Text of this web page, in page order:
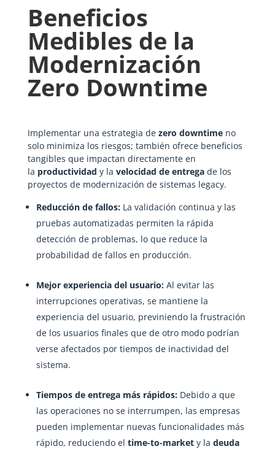
Beneficios
Medibles de la
Modernización
Zero Downtime
Implementar una estrategia de zero downtimeno
solo minimiza los riesgos; también ofrece beneficios
tangibles que impactan directamente en
la productividad y la velocidad de entregade los
proyectos de modernización de sistemas legacy.
Reducción de fallos:La validación continua y las
pruebas automatizadas permiten la rápida
detección de problemas, lo que reduce la
probabilidad de fallos en producción.
Mejor experiencia del usuario:Al evitar las
interrupciones operativas, se mantiene la
experiencia del usuario, previniendo la frustración
de los usuarios finales que de otro modo podrían
verse afectados por tiempos de inactividad del
sistema.
Tiempos de entrega más rápidos:Debido a que
las operaciones no se interrumpen, las empresas
pueden implementar nuevas funcionalidades más
rápido, reduciendo el time-to-markety la deuda